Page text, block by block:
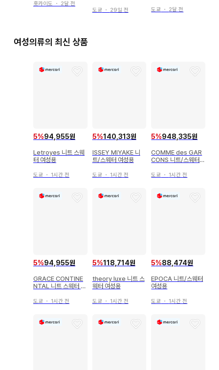
홋카이도 ・ 2달 전
도쿄 ・ 29일 전 도쿄 ・ 2달 전
여성의류의 최신 상품
5%94,955원
Letroyes 니트 스웨
터 여성용
도쿄 ・ 1시간 전
5%140,313원
ISSEY MIYAKE 니
트/스웨터 여성용
도쿄 ・ 1시간 전
5%948,335원
COMME des GAR
CONS 니트/스웨터
도쿄 ・ 1시간 전
5%94,955원
GRACE CONTINE
NTAL 니트 스웨터 여
도쿄 ・ 1시간 전
5%118,714원
theory luxe 니트 스
웨터 여성용
도쿄 ・ 1시간 전
5%88,474원
EPOCA 니트/스웨터
여성용
도쿄 ・ 1시간 전